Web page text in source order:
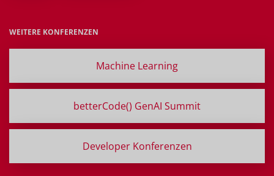
WEITERE KONFERENZEN
Machine Learning
betterCode() GenAI Summit
Developer Konferenzen